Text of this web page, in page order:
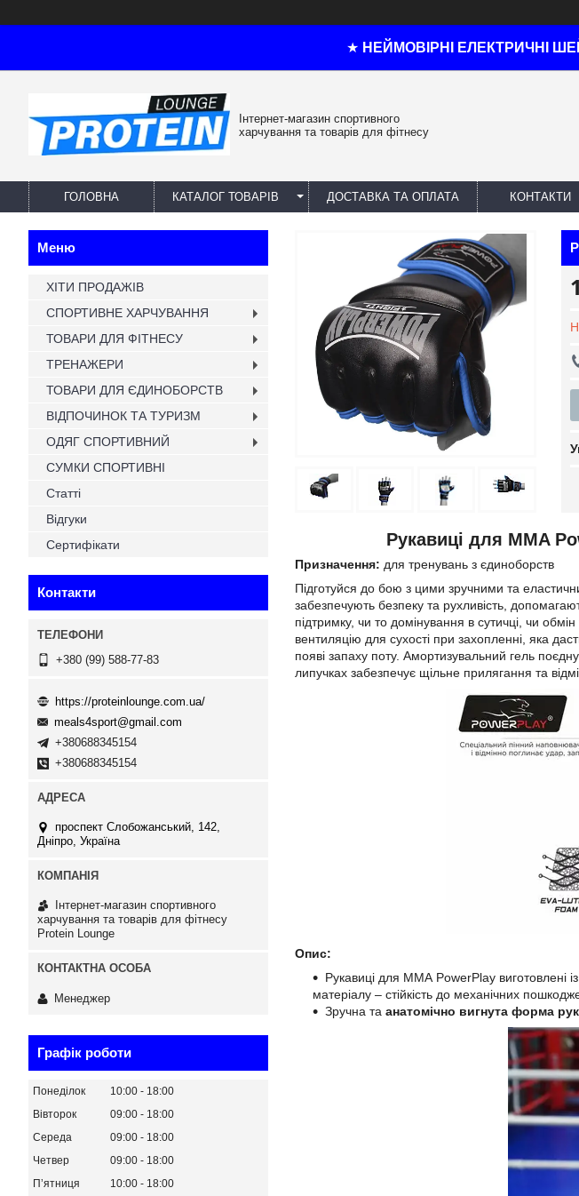
★ НЕЙМОВІРНІ ЕЛЕКТРИЧНІ
Інтернет-магазин спортивного
харчування та товарів для фітнесу
ГОЛОВНА КАТАЛОГ ТОВАРІВ ДОСТАВКА ТА ОПЛАТА КОНТАКТИ
Рукавиці для MMA
Призначення: для тренувань з єдиноборств
Підготуйся до бою з цими зручними та
забезпечують безпеку та рухливість,
підтримку, чи то домінування в сутичці, чи
вентиляцію для сухості при захопленні, яка
появі запаху поту. Амортизувальний гель
липучках забезпечує щільне прилягання та
Опис:
Рукавиці для ММА PowerPlay виготовлені
матеріалу – стійкість до механічних
Зручна та анатомічно вигнута форма
ХІТИ ПРОДАЖІВ
СПОРТИВНЕ ХАРЧУВАННЯ
ТОВАРИ ДЛЯ ФІТНЕСУ
ТРЕНАЖЕРИ
ТОВАРИ ДЛЯ ЄДИНОБОРСТВ
ВІДПОЧИНОК ТА ТУРИЗМ
ОДЯГ СПОРТИВНИЙ
СУМКИ СПОРТИВНІ
Статті
Відгуки
Сертифікати
Контакти
+380 (99) 588-77-83
https://proteinlounge.com.ua/
meals4sport@gmail.com
+380688345154
+380688345154
проспект Слобожанський, 142,
Дніпро, Україна
Інтернет-магазин спортивного
харчування та товарів для фітнесу
Protein Lounge
Менеджер
Графік роботи
Понеділок 10:00
18:00
Вівторок
09:00
18:00
Середа
09:00
18:00
Четвер
09:00
18:00
Пʼятниця
10:00
18:00